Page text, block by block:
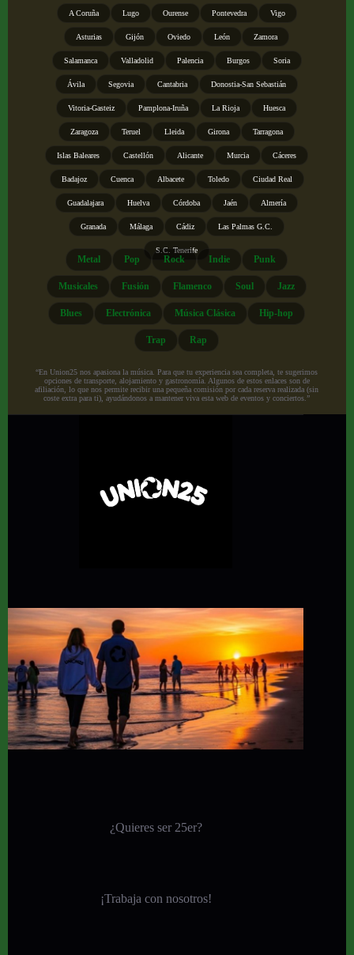
A Coruña Lugo Ourense Pontevedra Vigo
Asturias Gijón Oviedo León Zamora
Salamanca Valladolid Palencia Burgos Soria
Ávila Segovia Cantabria Donostia-San Sebastián
Vitoria-Gasteiz Pamplona-Iruña La Rioja Huesca
Zaragoza Teruel Lleida Girona Tarragona
Islas Baleares Castellón Alicante Murcia Cáceres
Badajoz Cuenca Albacete Toledo Ciudad Real
Guadalajara Huelva Córdoba Jaén Almería
Granada Málaga Cádiz Las Palmas G.C.
S.C. Tenerife
Metal Pop Rock Indie Punk
Musicales Fusión Flamenco Soul Jazz
Blues Electrónica Música Clásica Hip-hop
Trap Rap
“En Union25 nos apasiona la música. Para que tu experiencia sea completa, te sugerimos
opciones de transporte, alojamiento y gastronomía. Algunos de estos enlaces son de
afiliación, lo que nos permite recibir una pequeña comisión por cada reserva realizada (sin
coste extra para ti), ayudándonos a mantener viva esta web de eventos y conciertos.”
¿Quieres ser 25er?
¡Trabaja con nosotros!